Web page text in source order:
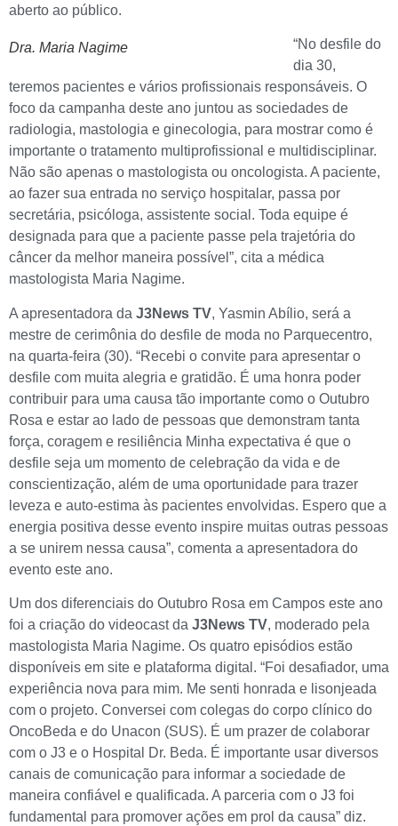
aberto ao público.
Dra. Maria Nagime
“No desfile do
dia 30,
teremos pacientes e vários profissionais responsáveis. O
foco da campanha deste ano juntou as sociedades de
radiologia, mastologia e ginecologia, para mostrar como é
importante o tratamento multiprofissional e multidisciplinar.
Não são apenas o mastologista ou oncologista. A paciente,
ao fazer sua entrada no serviço hospitalar, passa por
secretária, psicóloga, assistente social. Toda equipe é
designada para que a paciente passe pela trajetória do
câncer da melhor maneira possível”, cita a médica
mastologista Maria Nagime.
A apresentadora da J3News TV, Yasmin Abílio, será a
mestre de cerimônia do desfile de moda no Parquecentro,
na quarta-feira (30). “Recebi o convite para apresentar o
desfile com muita alegria e gratidão. É uma honra poder
contribuir para uma causa tão importante como o Outubro
Rosa e estar ao lado de pessoas que demonstram tanta
força, coragem e resiliência Minha expectativa é que o
desfile seja um momento de celebração da vida e de
conscientização, além de uma oportunidade para trazer
leveza e auto-estima às pacientes envolvidas. Espero que a
energia positiva desse evento inspire muitas outras pessoas
a se unirem nessa causa”, comenta a apresentadora do
evento este ano.
Um dos diferenciais do Outubro Rosa em Campos este ano
foi a criação do videocast da J3News TV, moderado pela
mastologista Maria Nagime. Os quatro episódios estão
disponíveis em site e plataforma digital. “Foi desafiador, uma
experiência nova para mim. Me senti honrada e lisonjeada
com o projeto. Conversei com colegas do corpo clínico do
OncoBeda e do Unacon (SUS). É um prazer de colaborar
com o J3 e o Hospital Dr. Beda. É importante usar diversos
canais de comunicação para informar a sociedade de
maneira confiável e qualificada. A parceria com o J3 foi
fundamental para promover ações em prol da causa” diz.